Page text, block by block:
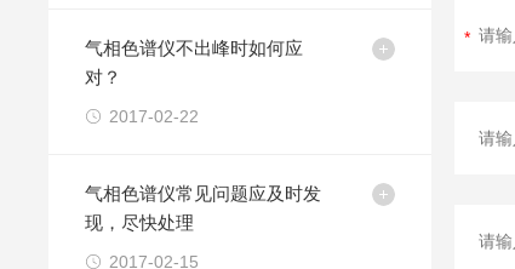
气相色谱仪不出峰时如何应
对？
2017-02-22
气相色谱仪常见问题应及时发
现，尽快处理
2017-02-15